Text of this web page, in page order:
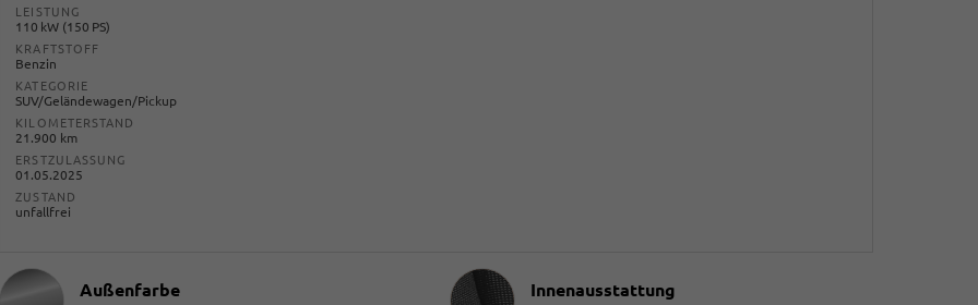
LEISTUNG
110 kW (150 PS)
KRAFTSTOFF
Benzin
KATEGORIE
SUV/Geländewagen/Pickup
KILOMETERSTAND
21.900 km
ERSTZULASSUNG
01.05.2025
ZUSTAND
unfallfrei
Außenfarbe
Innenausstattung
Innenausstattung